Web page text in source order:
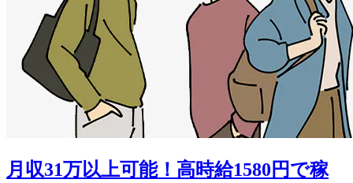
月収31万以上可能！高時給1580円で稼